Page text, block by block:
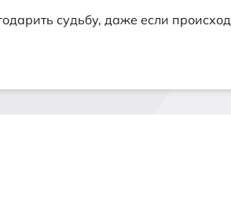
судьбу, даже если